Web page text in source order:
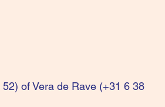
of Vera de Rave (+31 6 38